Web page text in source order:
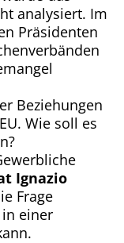
analysiert. Im
Präsidenten
Beziehungen
Wie soll es
Ignazio
Frage
einer